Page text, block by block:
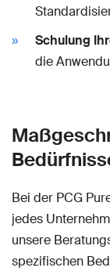
Schulung
die
Bei der PCG
jedes
unsere
spezifischen